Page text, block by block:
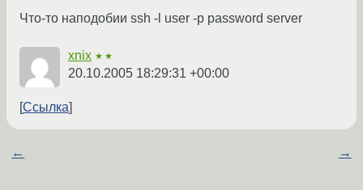
Что-то наподобии ssh -l user -p password server
xnix ★★
20.10.2005 18:29:31 +00:00
Ссылка
← →